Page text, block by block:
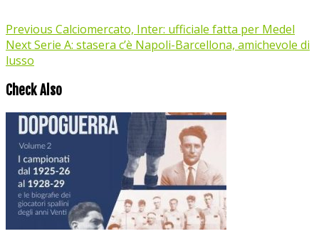
Previous Calciomercato, Inter: ufficiale fatta per Medel
NextSerie A: stasera c’è Napoli-Barcellona, amichevole di
lusso
Check Also